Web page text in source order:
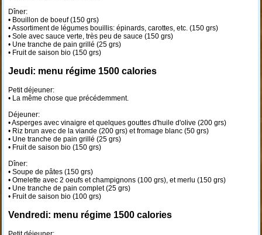
Dîner:
• Bouillon de boeuf (150 grs)
• Assortiment de légumes bouillis: épinards, carottes, etc. (150 grs)
• Sole avec sauce verte, très peu de sauce (150 grs)
• Une tranche de pain grillé (25 grs)
• Fruit de saison bio (150 grs)
Jeudi: menu régime 1500 calories
Petit déjeuner:
• La même chose que précédemment.
Déjeuner:
• Asperges avec vinaigre et quelques gouttes d'huile d'olive (200 grs)
• Riz brun avec de la viande (200 grs) et fromage blanc (50 grs)
• Une tranche de pain grillé (25 grs)
• Fruit de saison bio (150 grs)
Dîner:
• Soupe de pâtes (150 grs)
• Omelette avec 2 oeufs et champignons (100 grs), et merlu (150 grs)
• Une tranche de pain complet (25 grs)
• Fruit de saison bio (100 grs)
Vendredi: menu régime 1500 calories